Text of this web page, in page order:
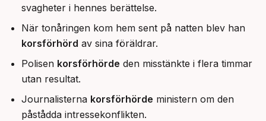
svagheter i hennes berättelse.
När tonåringen kom hem sent på natten blev han
korsförhörd av sina föräldrar.
Polisen korsförhörde den misstänkte i flera timmar
utan resultat.
Journalisterna korsförhörde ministern om den
påstådda intressekonflikten.